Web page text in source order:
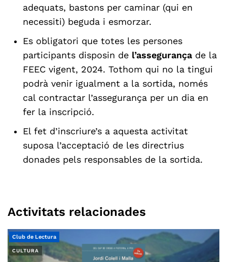
adequats, bastons per caminar (qui en
necessiti) beguda i esmorzar.
Es obligatori que totes les persones
participants disposin de l’assegurança de la
FEEC vigent, 2024. Tothom qui no la tingui
podrà venir igualment a la sortida, només
cal contractar l’assegurança per un dia en
fer la inscripció.
El fet d’inscriure’s a aquesta activitat
suposa l’acceptació de les directrius
donades pels responsables de la sortida.
Activitats relacionades
CULTURA
Club de Lectura